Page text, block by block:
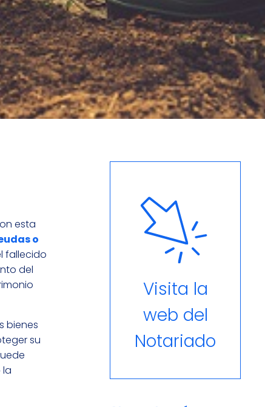
esta
o
fallecido
del
bienes
su
la
Visita la
web del
Notariado